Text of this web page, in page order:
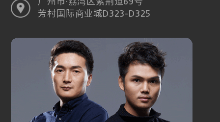
广州市·荔湾区紫荆道69号
芳村国际商业城D323-D325